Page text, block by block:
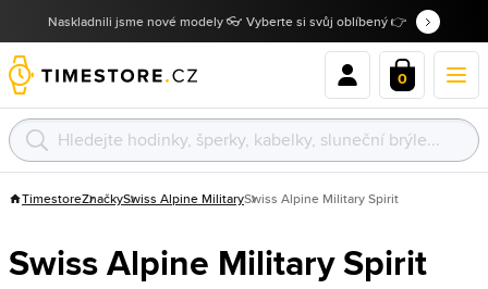
Naskladnili jsme nové modely 👓 Vyberte si svůj oblíbený 👉
0
TimestoreZnačkySwiss Alpine MilitarySwiss Alpine Military Spirit
Swiss Alpine Military Spirit